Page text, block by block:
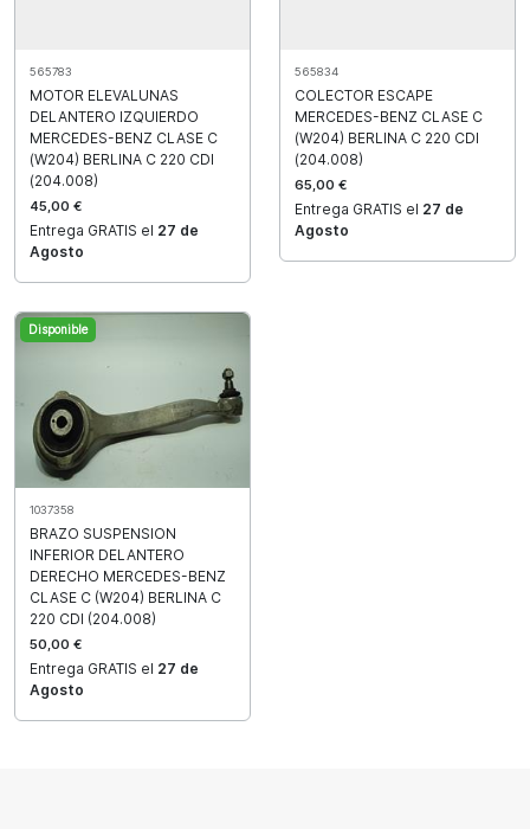
565783
MOTOR ELEVALUNAS
DELANTERO IZQUIERDO
MERCEDES-BENZ CLASE C
(W204) BERLINA C 220 CDI
(204.008)
45,00 €
Entrega GRATIS el 27 de
Agosto
565834
COLECTOR ESCAPE
MERCEDES-BENZ CLASE C
(W204) BERLINA C 220 CDI
(204.008)
65,00 €
Entrega GRATIS el 27 de
Agosto
Disponible
1037358
BRAZO SUSPENSION
INFERIOR DELANTERO
DERECHO MERCEDES-BENZ
CLASE C (W204) BERLINA C
220 CDI (204.008)
50,00 €
Entrega GRATIS el 27 de
Agosto